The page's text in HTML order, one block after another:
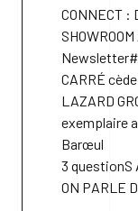
CONNECT :
CARRÉ
LAZARD
exemplaire
Barœul
3 questionS
ON PARLE